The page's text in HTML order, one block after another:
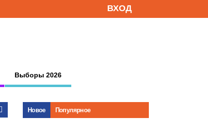
ВХОД
Выборы 2026
Новое Популярное